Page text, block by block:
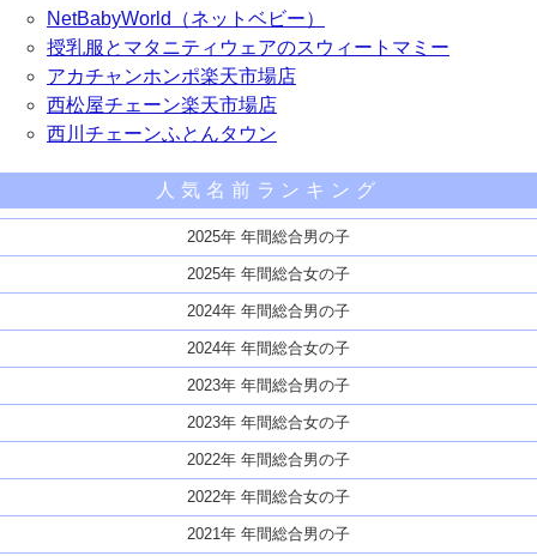
NetBabyWorld（ネットベビー）
授乳服とマタニティウェアのスウィートマミー
アカチャンホンポ楽天市場店
西松屋チェーン楽天市場店
西川チェーンふとんタウン
人気名前ランキング
2025年 年間総合男の子
2025年 年間総合女の子
2024年 年間総合男の子
2024年 年間総合女の子
2023年 年間総合男の子
2023年 年間総合女の子
2022年 年間総合男の子
2022年 年間総合女の子
2021年 年間総合男の子